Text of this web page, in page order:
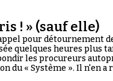
! » (sauf elle)
pour détournement
quelques heures plus
les procureurs
du « Système ». Il n'en a